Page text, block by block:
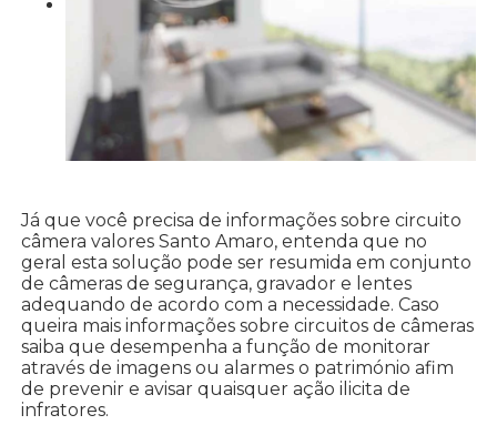
Já que você precisa de informações sobre circuito
câmera valores Santo Amaro, entenda que no
geral esta solução pode ser resumida em conjunto
de câmeras de segurança, gravador e lentes
adequando de acordo com a necessidade. Caso
queira mais informações sobre circuitos de câmeras
saiba que desempenha a função de monitorar
através de imagens ou alarmes o património afim
de prevenir e avisar quaisquer ação ilicita de
infratores.